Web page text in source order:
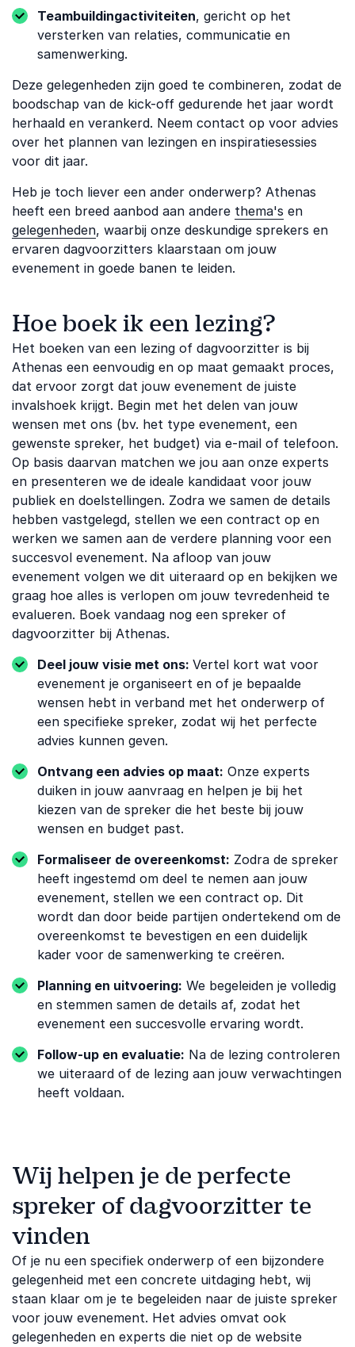
Teambuildingactiviteiten, gericht op het
versterken van relaties, communicatie en
samenwerking.
Deze gelegenheden zijn goed te combineren, zodat de
boodschap van de kick-off gedurende het jaar wordt
herhaald en verankerd. Neem contact op voor advies
over het plannen van lezingen en inspiratiesessies
voor dit jaar.
Heb je toch liever een ander onderwerp? Athenas
heeft een breed aanbod aan andere thema's en
gelegenheden, waarbij onze deskundige sprekers en
ervaren dagvoorzitters klaarstaan om jouw
evenement in goede banen te leiden.
Hoe boek ik een lezing?
Het boeken van een lezing of dagvoorzitter is bij
Athenas een eenvoudig en op maat gemaakt proces,
dat ervoor zorgt dat jouw evenement de juiste
invalshoek krijgt. Begin met het delen van jouw
wensen met ons (bv. het type evenement, een
gewenste spreker, het budget) via e-mail of telefoon.
Op basis daarvan matchen we jou aan onze experts
en presenteren we de ideale kandidaat voor jouw
publiek en doelstellingen. Zodra we samen de details
hebben vastgelegd, stellen we een contract op en
werken we samen aan de verdere planning voor een ​​
succesvol evenement. Na afloop van jouw
evenement volgen we dit uiteraard op en bekijken we
graag hoe alles is verlopen om jouw tevredenheid te
evalueren. Boek vandaag nog een spreker of
dagvoorzitter bij Athenas.
Deel jouw visie met ons: Vertel kort wat voor
evenement je organiseert en of je bepaalde
wensen hebt in verband met het onderwerp of
een specifieke spreker, zodat wij het perfecte
advies kunnen geven.
Ontvang een advies op maat: Onze experts
duiken in jouw aanvraag en helpen je bij het
kiezen van de spreker die het beste bij jouw
wensen en budget past.
Formaliseer de overeenkomst: Zodra de spreker
heeft ingestemd om deel te nemen aan jouw
evenement, stellen we een contract op. Dit
wordt dan door beide partijen ondertekend om de
overeenkomst te bevestigen en een duidelijk
kader voor de samenwerking te creëren.
Planning en uitvoering: We begeleiden je volledig
en stemmen samen de details af, zodat het
evenement een succesvolle ervaring wordt.
Follow-up en evaluatie: Na de lezing controleren
we uiteraard of de lezing aan jouw verwachtingen
heeft voldaan.
Wij helpen je de perfecte
spreker of dagvoorzitter te
vinden
Of je nu een specifiek onderwerp of een bijzondere
gelegenheid met een concrete uitdaging hebt, wij
staan klaar om je te begeleiden naar de juiste spreker
voor jouw evenement. Het advies omvat ook
gelegenheden en experts die niet op de website